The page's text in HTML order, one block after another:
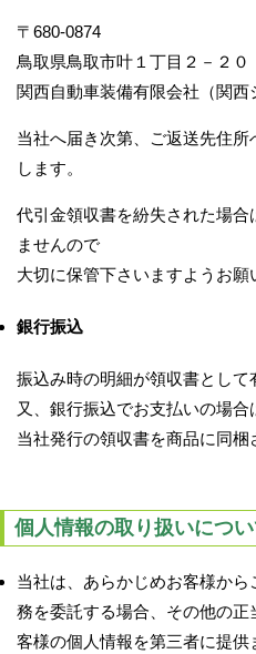
〒680-0874
鳥取県鳥取市叶１丁目２－２０
関西自動車装備有限会社（関西
当社へ届き次第、ご返送先住
します。
代引金領収書を紛失された場
ませんので
大切に保管下さいますようお願
銀行振込
振込み時の明細が領収書として
又、銀行振込でお支払いの場合
当社発行の領収書を商品に同梱
個人情報の取り扱いにつ
当社は、あらかじめお客様か
務を委託する場合、その他の
客様の個人情報を第三者に提供